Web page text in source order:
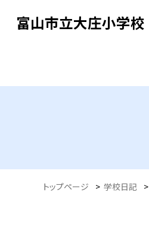
富山市立大庄小学校
トップページ > 学校日記 >